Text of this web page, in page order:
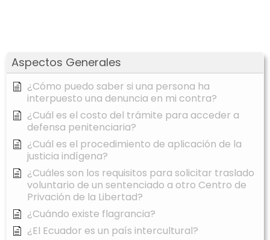
Aspectos Generales
¿Cómo puedo saber si una persona ha
interpuesto una denuncia en mi contra?
¿Cuál es el costo del trámite para acceder a
defensa penitenciaria?
¿Cuál es el procedimiento de aplicación de la
justicia indígena?
¿Cuáles son los requisitos para solicitar traslado
voluntario de un sentenciado a otro Centro de
Privación de la Libertad?
¿Cuándo existe flagrancia?
¿El Ecuador es un país intercultural?